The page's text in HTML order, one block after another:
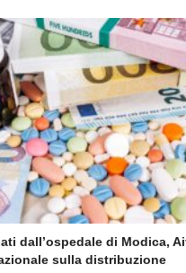
dall’ospedale di Modica,
sulla distribuzione